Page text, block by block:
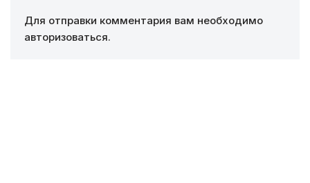
Для отправки комментария вам необходимо
авторизоваться.